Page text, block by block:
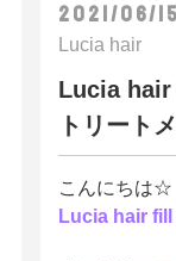
2021/06/15
Lucia hair
Lucia hair
トリー
こんにちは☆
Lucia hair fill